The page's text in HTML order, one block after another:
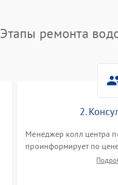
Этапы ремонта
2.
Менеджер колл центра
проинформирует по
водонагревателя а